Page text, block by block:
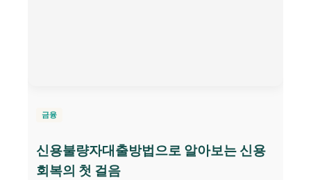
금융
신용불량자대출방법으로 알아보는 신용
회복의 첫 걸음